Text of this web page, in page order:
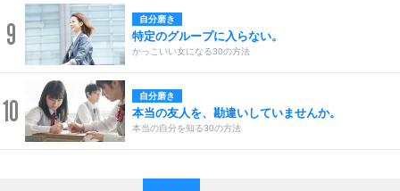
9 自分磨き
特定のグループに入らない。
かっこいい女になる30の方法
10 自分磨き
本当の友人を、勘違いしていませんか。
本当の自分を知る30の方法